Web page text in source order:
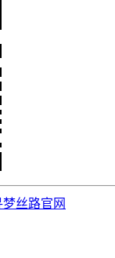
梦丝路官网